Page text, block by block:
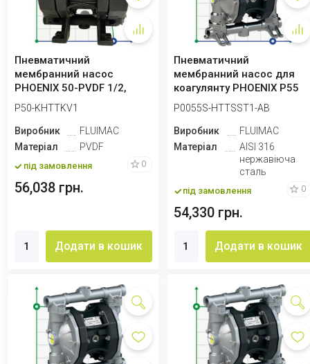
Пневматичний
мембранний насос
PHOENIX 50-PVDF 1/2,
P50-KHTTKV1
P50-KHTTKV1
Виробник
FLUIMAC
Матеріал
PVDF
під замовлення 0
56,038 грн.
Додати в кошик
Пневматичний
мембранний насос для
коагулянту PHOENIX P55
AISI316 HYTREL+PTFE,...
P0055S-HTTSST1-AB
Виробник
FLUIMAC
Матеріал
AISI 316
нержавіюча
сталь
під замовлення 0
54,330 грн.
Додати в кошик